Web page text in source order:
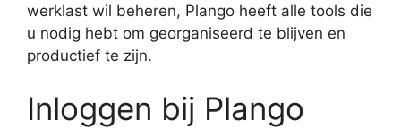
werklast wil beheren, Plango heeft alle tools die
u nodig hebt om georganiseerd te blijven en
productief te zijn.
Inloggen bij Plango